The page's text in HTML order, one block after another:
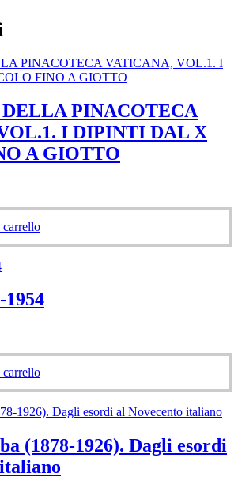
PINACOTECA
I DIPINTI DAL X
A GIOTTO
1954
(1878-1926). Dagli esordi